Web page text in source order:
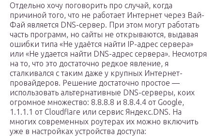
Отдельно хочу поговорить про случай, когда
причиной того, что не работает Интернет через Вай-
Фай является DNS-сервер. При этом могут работать
часть программ, но сайты не открываются, выдавая
ошибки типа «Не удаётся найти IP-адрес сервера»
или «Не удается найти DNS-адрес сервера». Несмотря
на то, что это достаточно редкое явление, я
сталкивался с таким даже у крупных Интернет-
провайдеров. Решение достаточно простое —
использовать альтернативные DNS-серверы, коих
огромное множество: 8.8.8.8 и 8.8.4.4 от Google,
1.1.1.1 от Cloudflare или сервис Яндекс.DNS. На
многих современных роутерах их можно включить
уже в настройках устройства доступа: